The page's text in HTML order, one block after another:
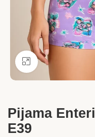
Ver más grande
Pijama
E39